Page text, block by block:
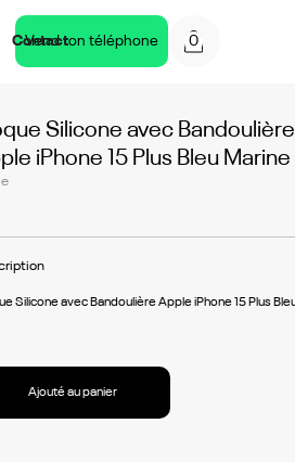
Contact
Vend ton téléphone 0
Silicone avec Bandoulière
iPhone 15 Plus Bleu Marine
Silicone avec Bandoulière Apple iPhone 15 Plus
Ajouté au panier